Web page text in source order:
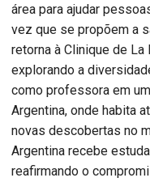
área para ajudar
vez que se propõem a
retorna à Clinique de
explorando a
como professora em
Argentina, onde habita
novas descobertas no
Argentina recebe
reafirmando o